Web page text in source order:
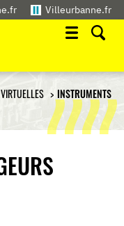
Villeurbanne.fr
INSTRUMENTS